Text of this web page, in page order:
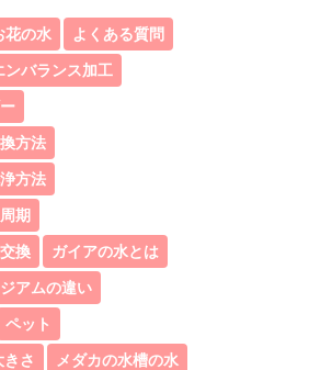
花の水 よくある質問
ンバランス加工
方法
方法
期
換 ガイアの水とは
アムの違い
ペット
さ メダカの水槽の水